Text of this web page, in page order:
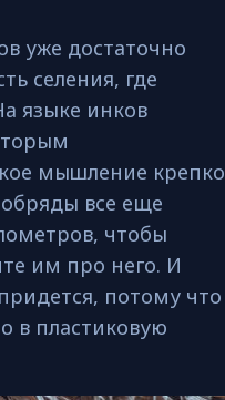
уже достаточно
селения, где
языке инков
мышление крепко
все еще
чтобы
им про него. И
потому что
в пластиковую